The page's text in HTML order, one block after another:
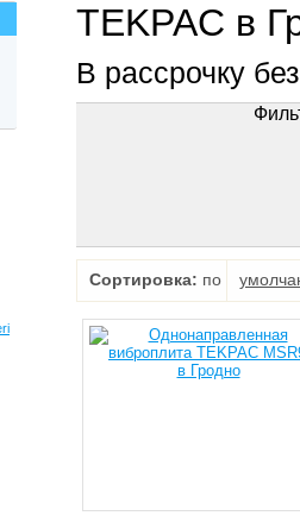
TEKPAC в
В рассрочку
Сортировка: по